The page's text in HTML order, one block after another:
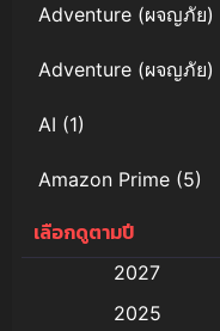
Adventure (ผจญภัย)
Adventure (ผจญภัย)
AI (1)
Amazon Prime (5)
Anal (ประตูหลัง)
เลือกดูตามปี
2027
2025